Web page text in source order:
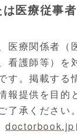
37:54
安病院
割ー最
望
医療従事
医療関係者（
看護師等）を
す。掲載する
報提供を目的
了承ください。
doctorbook.jp